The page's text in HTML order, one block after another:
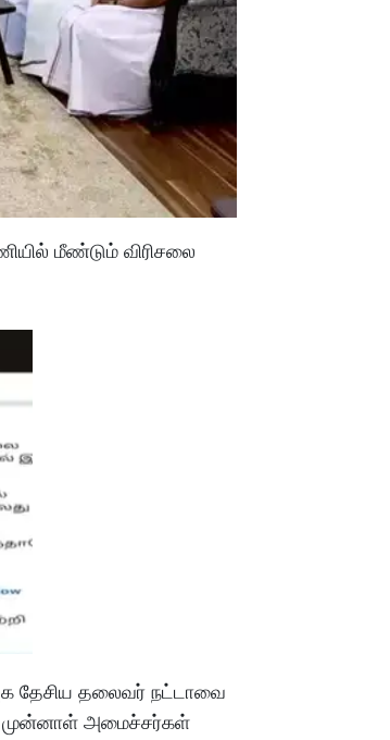
மீண்டும் விரிசலை
தேசிய தலைவர் நட்டாவை
முன்னாள் அமைச்சர்கள்